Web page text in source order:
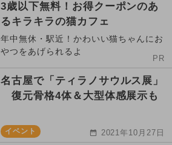
3歳以下無料！お得クーポンのあ
るキラキラの猫カフェ
年中無休・駅近！かわいい猫ちゃんにお
やつをあげられるよ
PR
名古屋で「ティラノサウルス展」
復元骨格4体＆大型体感展示も
イベント 2021年10月27日